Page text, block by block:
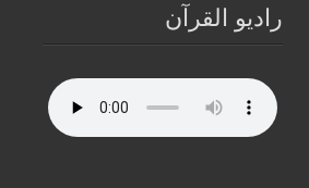
راديو القرآن